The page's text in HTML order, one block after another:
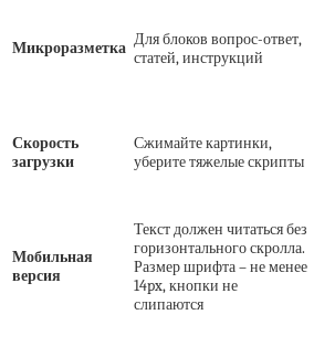
Микроразметка Для блоков вопрос-ответ,
статей, инструкций
Скорость
загрузки
Сжимайте картинки,
уберите тяжелые скрипты
Мобильная
версия
Текст должен читаться без
горизонтального скролла.
Размер шрифта – не менее
14px, кнопки не
слипаются